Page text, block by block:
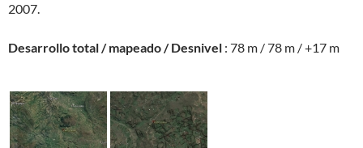
2007.
Desarrollo total / mapeado / Desnivel : 78 m / 78 m / +17 m